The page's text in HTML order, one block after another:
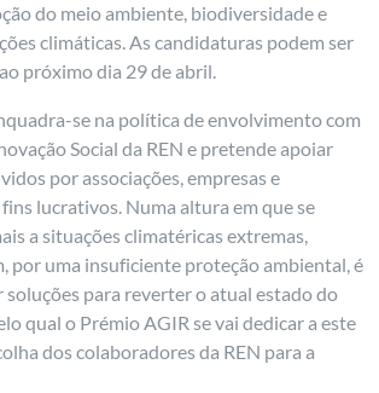
do meio ambiente, biodiversidade e
climáticas. As candidaturas podem ser
próximo dia 29 de abril.
se na política de envolvimento com
Social da REN e pretende apoiar
por associações, empresas e
lucrativos. Numa altura em que se
a situações climatéricas extremas,
por uma insuficiente proteção ambiental, é
para reverter o atual estado do
qual o Prémio AGIR se vai dedicar a este
dos colaboradores da REN para a